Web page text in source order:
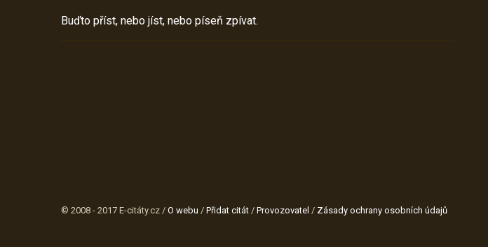
Buďto příst, nebo jíst, nebo píseň zpívat.
© 2008 - 2017 E-citáty.cz / O webu / Přidat citát / Provozovatel / Zásady ochrany osobních údajů